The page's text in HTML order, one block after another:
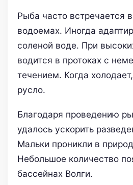
Рыба часто встречается
водоемах. Иногда
соленой воде. При
водится в протоках с
течением. Когда
русло.
Благодаря проведению
удалось ускорить
Мальки проникли в
Небольшое количество
бассейнах Волги.